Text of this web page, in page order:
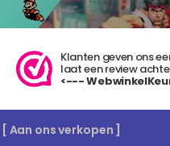
Klanten geven ons
laat een review
<---
[ Aan ons verkopen ]